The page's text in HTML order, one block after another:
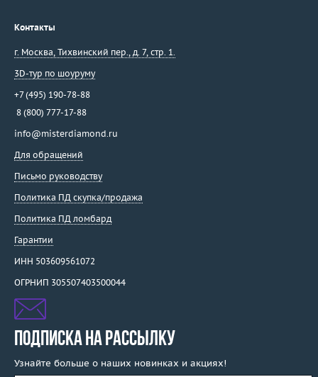
Контакты
г. Москва, Тихвинский пер., д. 7, стр. 1.
3D-тур по шоуруму
+7 (495) 190-78-88
8 (800) 777-17-88
info@misterdiamond.ru
Для обращений
Письмо руководству
Политика ПД скупка/продажа
Политика ПД ломбард
Гарантии
ИНН 503609561072
ОГРНИП 305507403500044
ПОДПИСКА НА РАССЫЛКУ
Узнайте больше о наших новинках и акциях!